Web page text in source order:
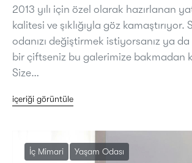
2013 yılı için özel olarak hazırlanan
kalitesi ve şıklığıyla göz kamaştırıyor.
odanızı değiştirmek istiyorsanız ya
bir çiftseniz bu galerimize bakmadan
Size…
içeriği görüntüle
İç Mimari Yaşam Odası